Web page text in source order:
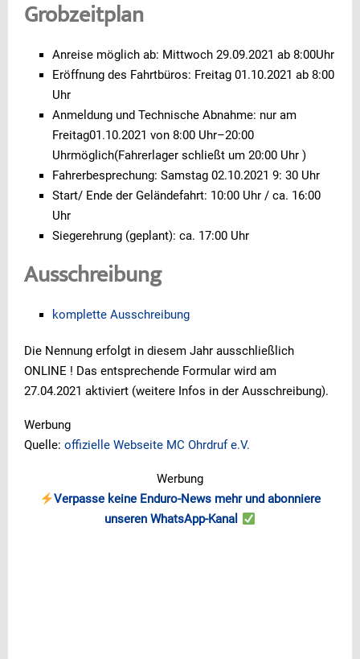
Grobzeitplan
Anreise möglich ab: Mittwoch 29.09.2021 ab 8:00Uhr
Eröffnung des Fahrtbüros: Freitag 01.10.2021 ab 8:00
Uhr
Anmeldung und Technische Abnahme: nur am
Freitag01.10.2021 von 8:00 Uhr–20:00
Uhrmöglich(Fahrerlager schließt um 20:00 Uhr )
Fahrerbesprechung: Samstag 02.10.2021 9: 30 Uhr
Start/ Ende der Geländefahrt: 10:00 Uhr / ca. 16:00
Uhr
Siegerehrung (geplant): ca. 17:00 Uhr
Ausschreibung
komplette Ausschreibung
Die Nennung erfolgt in diesem Jahr ausschließlich
ONLINE ! Das entsprechende Formular wird am
27.04.2021 aktiviert (weitere Infos in der Ausschreibung).
Werbung
Quelle: offizielle Webseite MC Ohrdruf e.V.
Werbung
Verpasse keine Enduro-News mehr und abonniere
unseren WhatsApp-Kanal